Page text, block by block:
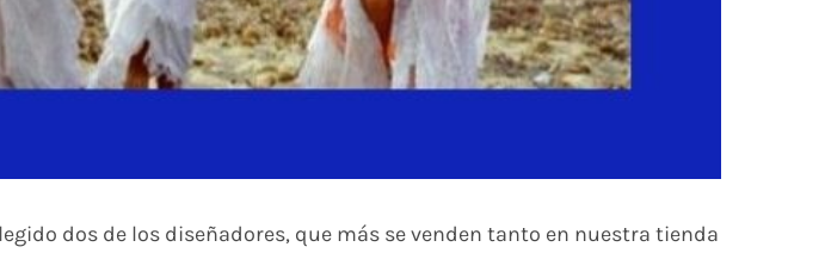
dos de los diseñadores, que más se venden tanto en nuestra tienda